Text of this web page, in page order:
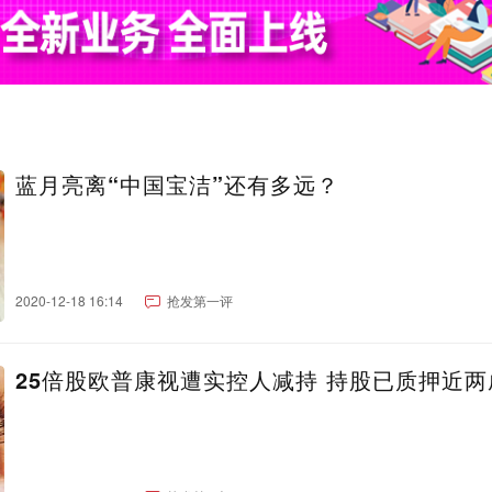
蓝月亮离“中国宝洁”还有多远？
2020-12-18 16:14 抢发第一评
25倍股欧普康视遭实控人减持 持股已质押近